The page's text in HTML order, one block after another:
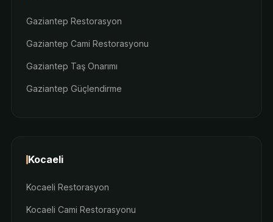
Gaziantep Restorasyon
Gaziantep Cami Restorasyonu
Gaziantep Taş Onarımı
Gaziantep Güçlendirme
Kocaeli
Kocaeli Restorasyon
Kocaeli Cami Restorasyonu